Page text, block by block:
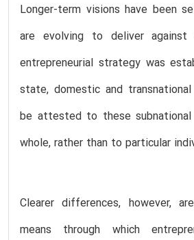
Longer-term visions have been
are evolving to deliver
entrepreneurial strategy was
state, domestic and
be attested to these
whole, rather than to particular
Clearer differences, however,
means through which